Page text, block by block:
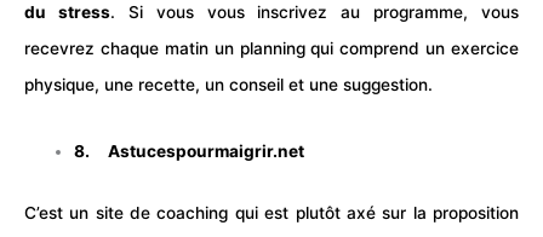
du stress. Si vous vous inscrivez au programme, vous
recevrez chaque matin un planning qui comprend un exercice
physique, une recette, un conseil et une suggestion.
8.Astucespourmaigrir.net
C’est un site de coaching qui est plutôt axé sur la proposition